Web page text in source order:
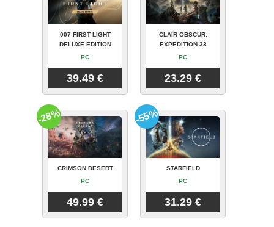
007 FIRST LIGHT
DELUXE EDITION
PC
39.49 €
CLAIR OBSCUR:
EXPEDITION 33
PC
23.29 €
CRIMSON DESERT
PC
49.99 €
-28%
STARFIELD
PC
31.29 €
-55%